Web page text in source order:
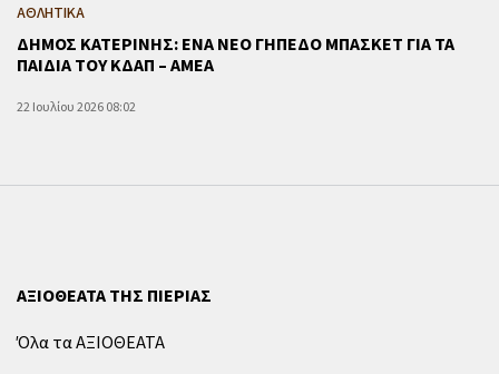
ΑΘΛΗΤΙΚΑ
ΔΗΜΟΣ ΚΑΤΕΡΙΝΗΣ: ΕΝΑ ΝΕΟ ΓΗΠΕΔΟ ΜΠΑΣΚΕΤ ΓΙΑ ΤΑ
ΠΑΙΔΙΑ ΤΟΥ ΚΔΑΠ – ΑΜΕΑ
22 Ιουλίου 2026 08:02
ΑΞΙΟΘΕΑΤΑ ΤΗΣ ΠΙΕΡΙΑΣ
Όλα τα ΑΞΙΟΘΕΑΤΑ